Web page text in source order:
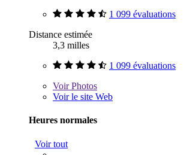
1 099 évaluations
Distance estimée
3,3 milles
1 099 évaluations
VoirPhotos
Voir le site Web
Heures normales
Voir tout